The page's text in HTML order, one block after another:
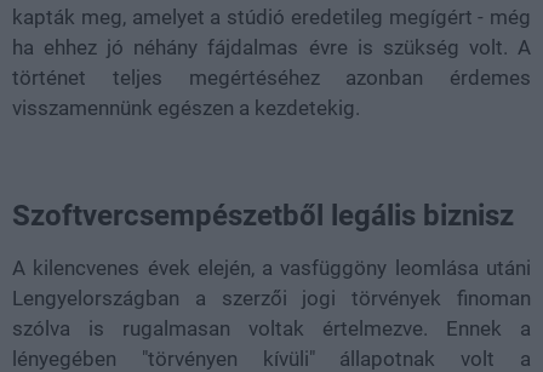
kapták meg, amelyet a stúdió eredetileg megígért - még
ha ehhez jó néhány fájdalmas évre is szükség volt. A
történet teljes megértéséhez azonban érdemes
visszamennünk egészen a kezdetekig.
Szoftvercsempészetből legális biznisz
A kilencvenes évek elején, a vasfüggöny leomlása utáni
Lengyelországban a szerzői jogi törvények finoman
szólva is rugalmasan voltak értelmezve. Ennek a
lényegében "törvényen kívüli" állapotnak volt a